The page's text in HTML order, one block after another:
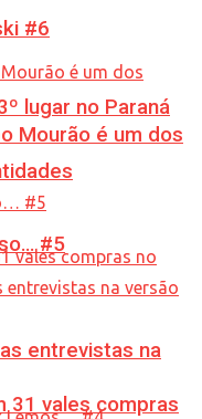
lugar no Paraná
31 vales compras
#6
Mourão é um dos
#5
entrevistas na